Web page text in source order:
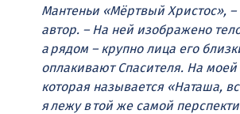
Мантеньи «Мёртвый Христос», –
автор. – На ней изображено
а рядом – крупно лица его
оплакивают Спасителя. На моей
которая называется «Наташа,
я лежу в той же самой